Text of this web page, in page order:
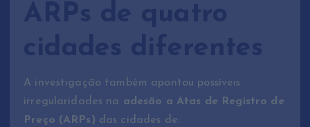
ARPs de quatro
cidades diferentes
A investigação também apontou possíveis
irregularidades na adesão a Atas de Registro de
Preço (ARPs) das cidades de: